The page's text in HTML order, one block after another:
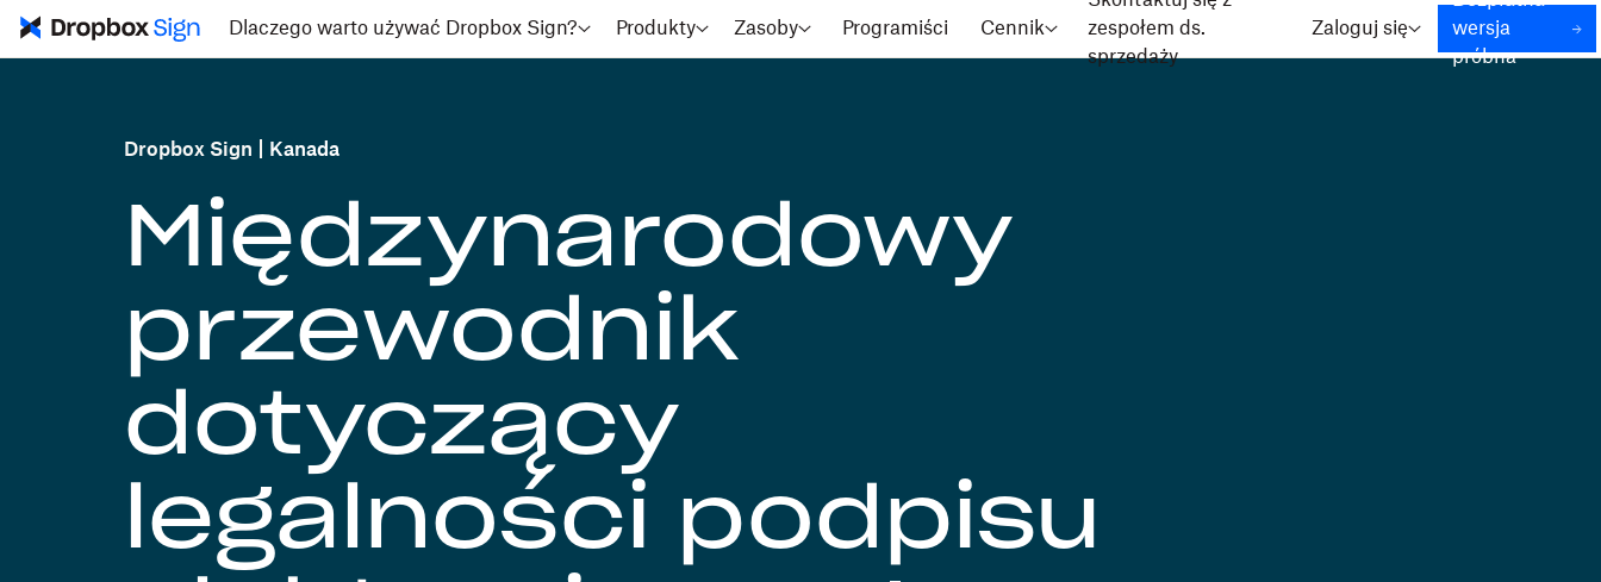
Dlaczego warto używać Dropbox Sign? Produkty Zasoby Programiści Cennik
zespołem ds.
sprzedaży
Zaloguj się
wersja
próbna
Dropbox Sign Kanada
Międzynarodowy
przewodnik
dotyczący
legalności podpisu